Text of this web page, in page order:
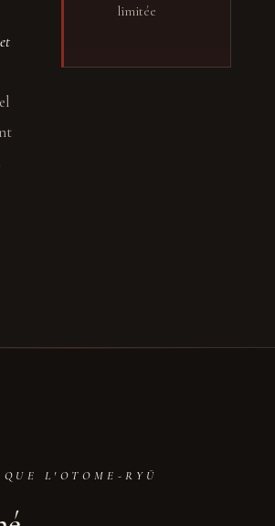
limitée
L'OTOME-RYŪ